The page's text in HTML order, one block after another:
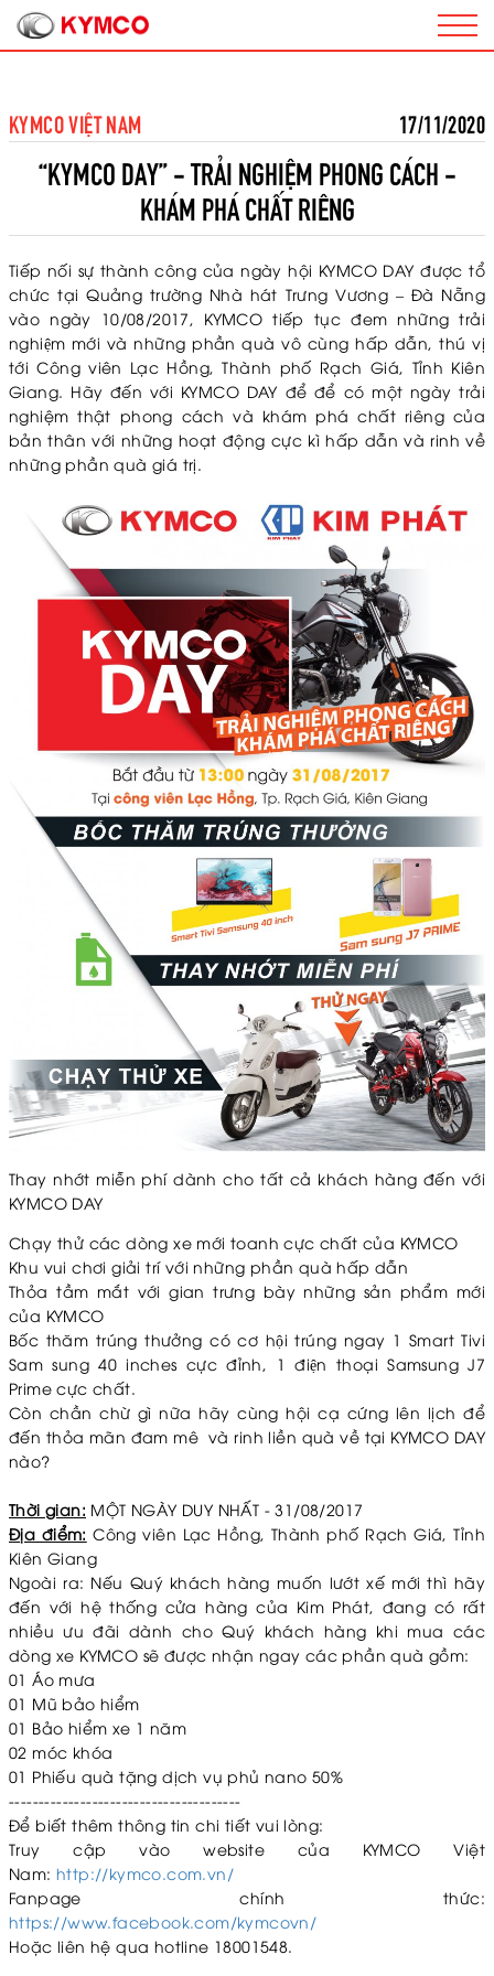
KYMCO VIỆT NAM 17/11/2020
“KYMCO DAY” - TRẢI NGHIỆM PHONG CÁCH -
KHÁM PHÁ CHẤT RIÊNG
Tiếp nối sự thành công của ngày hội KYMCO DAY được tổ
chức tại Quảng trường Nhà hát Trưng Vương – Đà Nẵng
vào ngày 10/08/2017, KYMCO tiếp tục đem những trải
nghiệm mới và những phần quà vô cùng hấp dẫn, thú vị
tới Công viên Lạc Hồng, Thành phố Rạch Giá, Tỉnh Kiên
Giang. Hãy đến với KYMCO DAY để để có một ngày trải
nghiệm thật phong cách và khám phá chất riêng của
bản thân với những hoạt động cực kì hấp dẫn và rinh về
những phần quà giá trị.
Thay nhớt miễn phí dành cho tất cả khách hàng đến với
KYMCO DAY
Chạy thử các dòng xe mới toanh cực chất của KYMCO
Khu vui chơi giải trí với những phần quà hấp dẫn
Thỏa tầm mắt với gian trưng bày những sản phẩm mới
của KYMCO
Bốc thăm trúng thưởng có cơ hội trúng ngay 1 Smart Tivi
Sam sung 40 inches cực đỉnh, 1 điện thoại Samsung J7
Prime cực chất.
Còn chần chừ gì nữa hãy cùng hội cạ cứng lên lịch để
đến thỏa mãn đam mê và rinh liền quà về tại KYMCO DAY
nào?
Thời gian: MỘT NGÀY DUY NHẤT - 31/08/2017
Địa điểm: Công viên Lạc Hồng, Thành phố Rạch Giá, Tỉnh
Kiên Giang
Ngoài ra: Nếu Quý khách hàng muốn lướt xế mới thì hãy
đến với hệ thống cửa hàng của Kim Phát, đang có rất
nhiều ưu đãi dành cho Quý khách hàng khi mua các
dòng xe KYMCO sẽ được nhận ngay các phần quà gồm:
01 Áo mưa
01 Mũ bảo hiểm
01 Bảo hiểm xe 1 năm
02 móc khóa
01 Phiếu quà tặng dịch vụ phủ nano 50%
---------------------------------------
Để biết thêm thông tin chi tiết vui lòng:
Truy cập vào website của KYMCO Việt
Nam: http://kymco.com.vn/
Fanpage chính thức:
https://www.facebook.com/kymcovn/
Hoặc liên hệ qua hotline ‎‎18001548.